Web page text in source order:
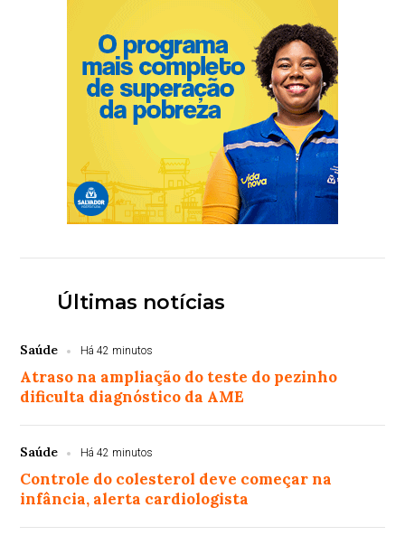
Últimas notícias
Saúde Há 42 minutos
Atraso na ampliação do teste do pezinho
dificulta diagnóstico da AME
Saúde Há 42 minutos
Controle do colesterol deve começar na
infância, alerta cardiologista